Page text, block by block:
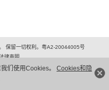
们使用Cookies。 Cookies和隐
保留一切权利。粤A2-20044005号
律声明